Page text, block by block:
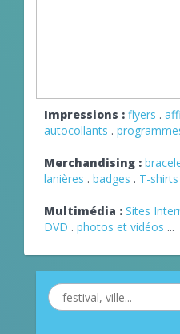
Impressions : flyers .
autocollants .
Merchandising :
lanières . badges . T-shirts
Multimédia : Sites
DVD . photos et vidéos ...